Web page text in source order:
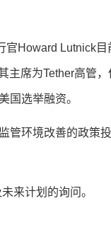
Howard Lutnick
席为Tether高管
国选举融资。
管环境改善的政策
来计划的询问。